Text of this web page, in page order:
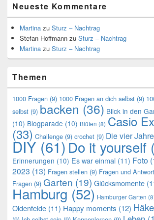
Neueste Kommentare
Martina zu Sturz – Nachtrag
Stefan Hoffmann zu Sturz – Nachtrag
Martina zu Sturz – Nachtrag
Themen
1000 Fragen (9) 1000 Fragen an dich selbst (9)
selbst (9) backen (36) Blick in den
(10) Blogparade (10) Blüten (8) Casio
(33) Challenge (9) crochet (9) Die vier
DIY (61)Do it yourself
Erinnerungen (10) Es war einmal (11) Foto
2023 (13) Fragen stellen (9) Fragen und
Fragen (9) Garten (19) Glücksmomente
Hamburg (52) Hamburger Garten
Oldenfelde (11) Happy moments (12)